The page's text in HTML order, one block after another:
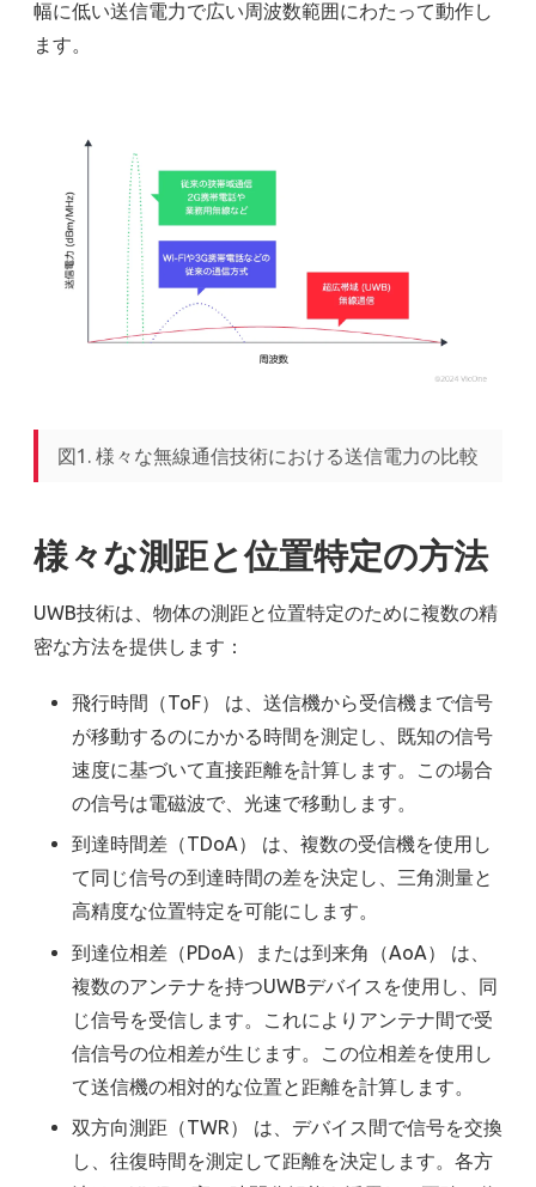
幅に低い送信電力で広い周波数範囲にわたって動作し
ます。
図1. 様々な無線通信技術における送信電力の比較
様々な測距と位置特定の方法
UWB技術は、物体の測距と位置特定のために複数の精
密な方法を提供します：
飛行時間（ToF） は、送信機から受信機まで信号
が移動するのにかかる時間を測定し、既知の信号
速度に基づいて直接距離を計算します。この場合
の信号は電磁波で、光速で移動します。
到達時間差（TDoA） は、複数の受信機を使用し
て同じ信号の到達時間の差を決定し、三角測量と
高精度な位置特定を可能にします。
到達位相差（PDoA）または到来角（AoA） は、
複数のアンテナを持つUWBデバイスを使用し、同
じ信号を受信します。これによりアンテナ間で受
信信号の位相差が生じます。この位相差を使用し
て送信機の相対的な位置と距離を計算します。
双方向測距（TWR） は、デバイス間で信号を交換
し、往復時間を測定して距離を決定します。各方